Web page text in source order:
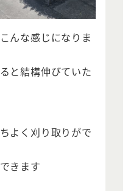
んな感じになりま
と結構伸びていた
よく刈り取りがで
きます